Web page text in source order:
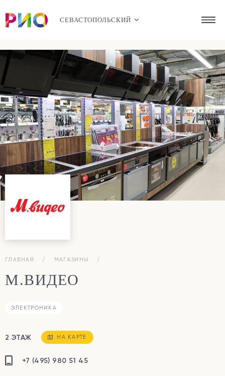
СЕВАСТОПОЛЬСКИЙ
ГЛАВНАЯ МАГАЗИНЫ
М.ВИДЕО
ЭЛЕКТРОНИКА
2 ЭТАЖ НА КАРТЕ
+7 (495) 980 51 45